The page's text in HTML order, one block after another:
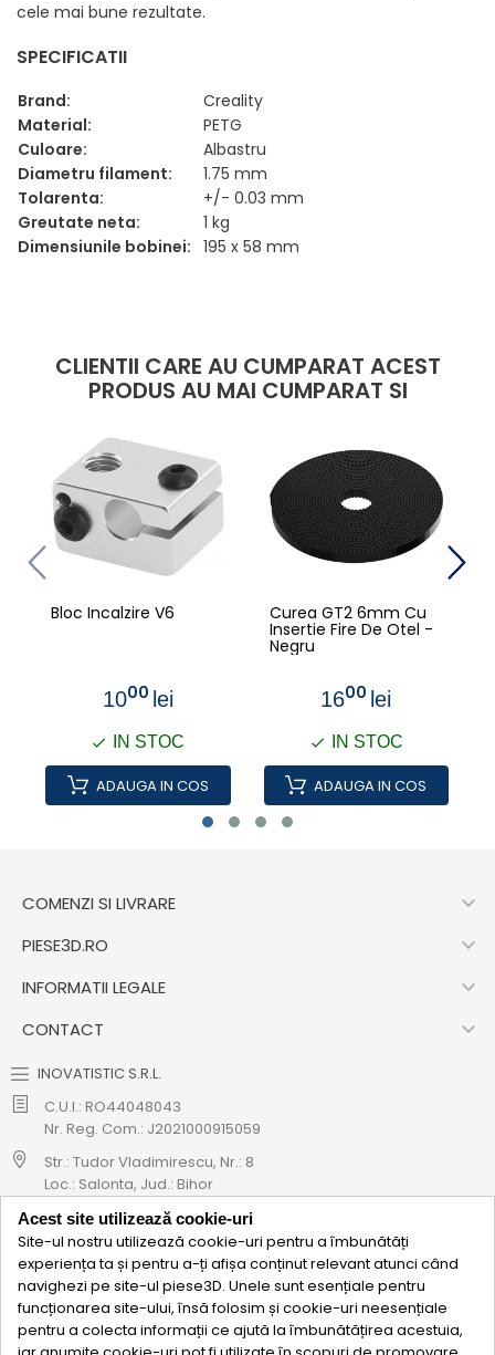
cele mai bune rezultate.
SPECIFICATII
Brand:
Creality
Material:
PETG
Culoare:
Albastru
Diametru filament:
1.75 mm
Tolarenta:
+/- 0.03 mm
Greutate neta:
1 kg
Dimensiunile bobinei: 195 x 58 mm
CLIENTII CARE AU CUMPARAT ACEST
PRODUS AU MAI CUMPARAT SI
Bloc Incalzire V6
1000 lei
IN STOC
ADAUGA IN COS
Curea GT2 6mm Cu
Insertie Fire De Otel -
Negru
1600 lei
IN STOC
ADAUGA IN COS
COMENZI SI LIVRARE 
PIESE3D.RO 
INFORMATII LEGALE 
CONTACT 
INOVATISTIC S.R.L.
C.U.I.: RO44048043
Nr. Reg. Com.: J2021000915059
Str.: Tudor Vladimirescu, Nr.: 8
Loc.: Salonta, Jud.: Bihor
Cod CAEN: 4712
0771 695 908
hello@piese3d.ro
ABONEAZA-TE LA NEWSLETTER 
Acest site utilizează cookie-uri
Site-ul nostru utilizează cookie-uri pentru a îmbunătăți
experiența ta și pentru a-ți afișa conținut relevant atunci când
navighezi pe site-ul piese3D. Unele sunt esențiale pentru
funcționarea site-ului, însă folosim și cookie-uri neesențiale
pentru a colecta informații ce ajută la îmbunătățirea acestuia,